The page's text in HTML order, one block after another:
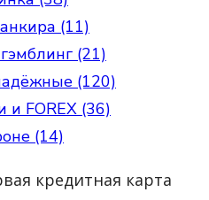
(11)
(21)
(120)
FOREX (36)
(14)
кредитная карта